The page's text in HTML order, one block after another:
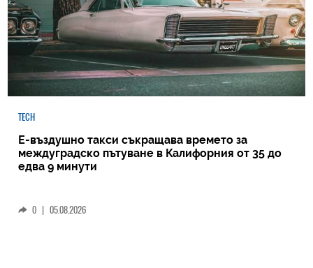
TECH
Е-въздушно такси съкращава времето за
междуградско пътуване в Калифорния от 35 до
едва 9 минути
0 | 05.08.2026